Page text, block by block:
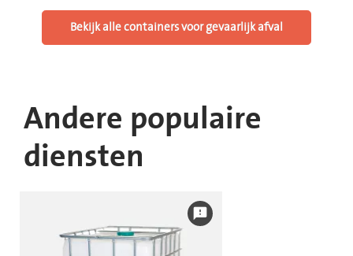
Bekijk alle containers voor gevaarlijk afval
Andere populaire
diensten
feedback